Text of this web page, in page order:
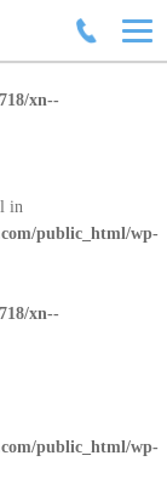
xn--
in
public_html/wp-
xn--
public_html/wp-